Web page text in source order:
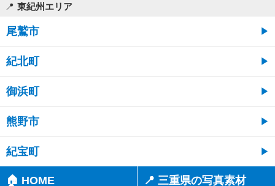
東紀州エリア
尾鷲市
紀北町
御浜町
熊野市
紀宝町
🏠 HOME 📍 三重県の写真素材